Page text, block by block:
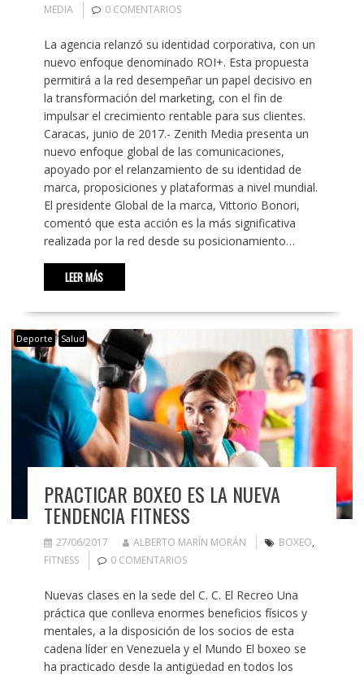
MEDIA
0 COMENTARIOS
La agencia relanzó su identidad corporativa, con un
nuevo enfoque denominado ROI+. Esta propuesta
permitirá a la red desempeñar un papel decisivo en
la transformación del marketing, con el fin de
impulsar el crecimiento rentable para sus clientes.
Caracas, junio de 2017.- Zenith Media presenta un
nuevo enfoque global de las comunicaciones,
apoyado por el relanzamiento de su identidad de
marca, proposiciones y plataformas a nivel mundial.
El presidente Global de la marca, Vittorio Bonori,
comentó que esta acción es la más significativa
realizada por la red desde su posicionamiento…
LEER MÁS
Deporte Salud
PRACTICAR BOXEO ES LA NUEVA
TENDENCIA FITNESS
27/06/2017 ALBERTO MARÍN MORÁN BOXEO,
FITNESS
0 COMENTARIOS
Nuevas clases en la sede del C. C. El Recreo Una
práctica que conlleva enormes beneficios físicos y
mentales, a la disposición de los socios de esta
cadena líder en Venezuela y el Mundo El boxeo se
ha practicado desde la antigüedad en todos los